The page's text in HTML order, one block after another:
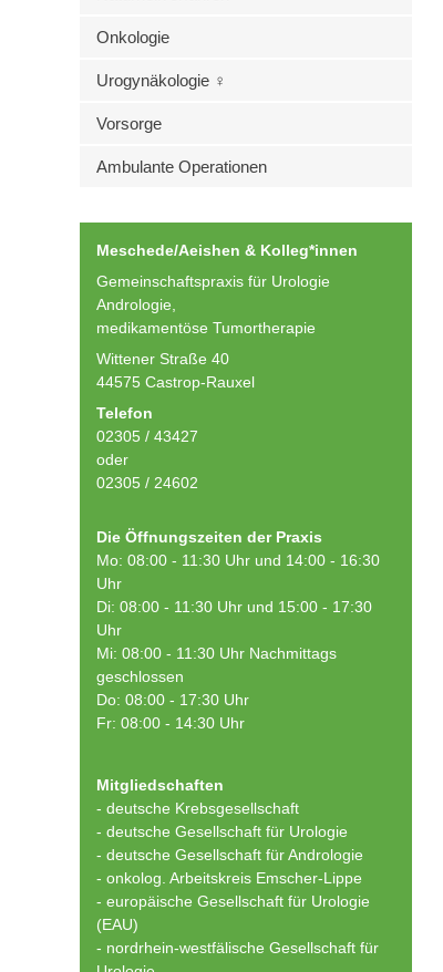
Onkologie
Urogynäkologie ♀
Vorsorge
Ambulante Operationen
Meschede/Aeishen & Kolleg*innen
Gemeinschaftspraxis für Urologie
Andrologie,
medikamentöse Tumortherapie
Wittener Straße 40
44575 Castrop-Rauxel
Telefon
02305 / 43427
oder
02305 / 24602
Die Öffnungszeiten der Praxis
Mo: 08:00 - 11:30 Uhr und 14:00 - 16:30
Uhr
Di: 08:00 - 11:30 Uhr und 15:00 - 17:30
Uhr
Mi: 08:00 - 11:30 Uhr Nachmittags
geschlossen
Do: 08:00 - 17:30 Uhr
Fr: 08:00 - 14:30 Uhr
Mitgliedschaften
- deutsche Krebsgesellschaft
- deutsche Gesellschaft für Urologie
- deutsche Gesellschaft für Andrologie
- onkolog. Arbeitskreis Emscher-Lippe
- europäische Gesellschaft für Urologie
(EAU)
- nordrhein-westfälische Gesellschaft für